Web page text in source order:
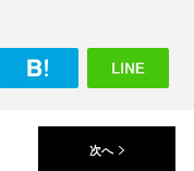
次へ